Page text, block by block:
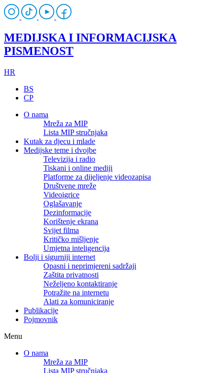
MEDIJSKA I INFORMACIJSKA
PISMENOST
HR
BS
CP
O nama
Mreža za MIP
Lista MIP stručnjaka
Kutak za djecu i mlade
Medijske teme i dvojbe
Televizija i radio
Tiskani i online mediji
Platforme za dijeljenje videozapisa
Društvene mreže
Videoigrice
Oglašavanje
Dezinformacije
Korištenje ekrana
Svijet filma
Kritičko mišljenje
Umjetna inteligencija
Bolji i sigurniji internet
Opasni i neprimjereni sadržaji
Zaštita privatnosti
Neželjeno kontaktiranje
Potražite na internetu
Alati za komuniciranje
Publikacije
Pojmovnik
Menu
O nama
Mreža za MIP
Lista MIP stručnjaka